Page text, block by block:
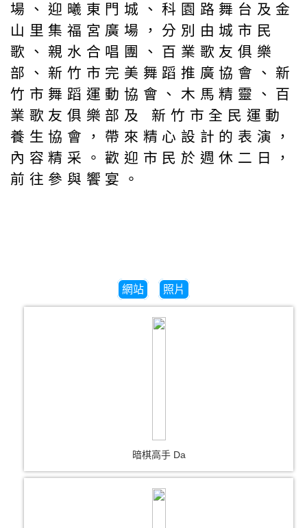
場、迎曦東門城、科園路舞台及金
山里集福宮廣場，分別由城市民
歌、親水合唱團、百業歌友俱樂
部、新竹市完美舞蹈推廣協會、新
竹市舞蹈運動協會、木馬精靈、百
業歌友俱樂部及 新竹市全民運動
養生協會，帶來精心設計的表演，
內容精采。歡迎市民於週休二日，
前往參與饗宴。
網站 照片
暗棋高手 Da